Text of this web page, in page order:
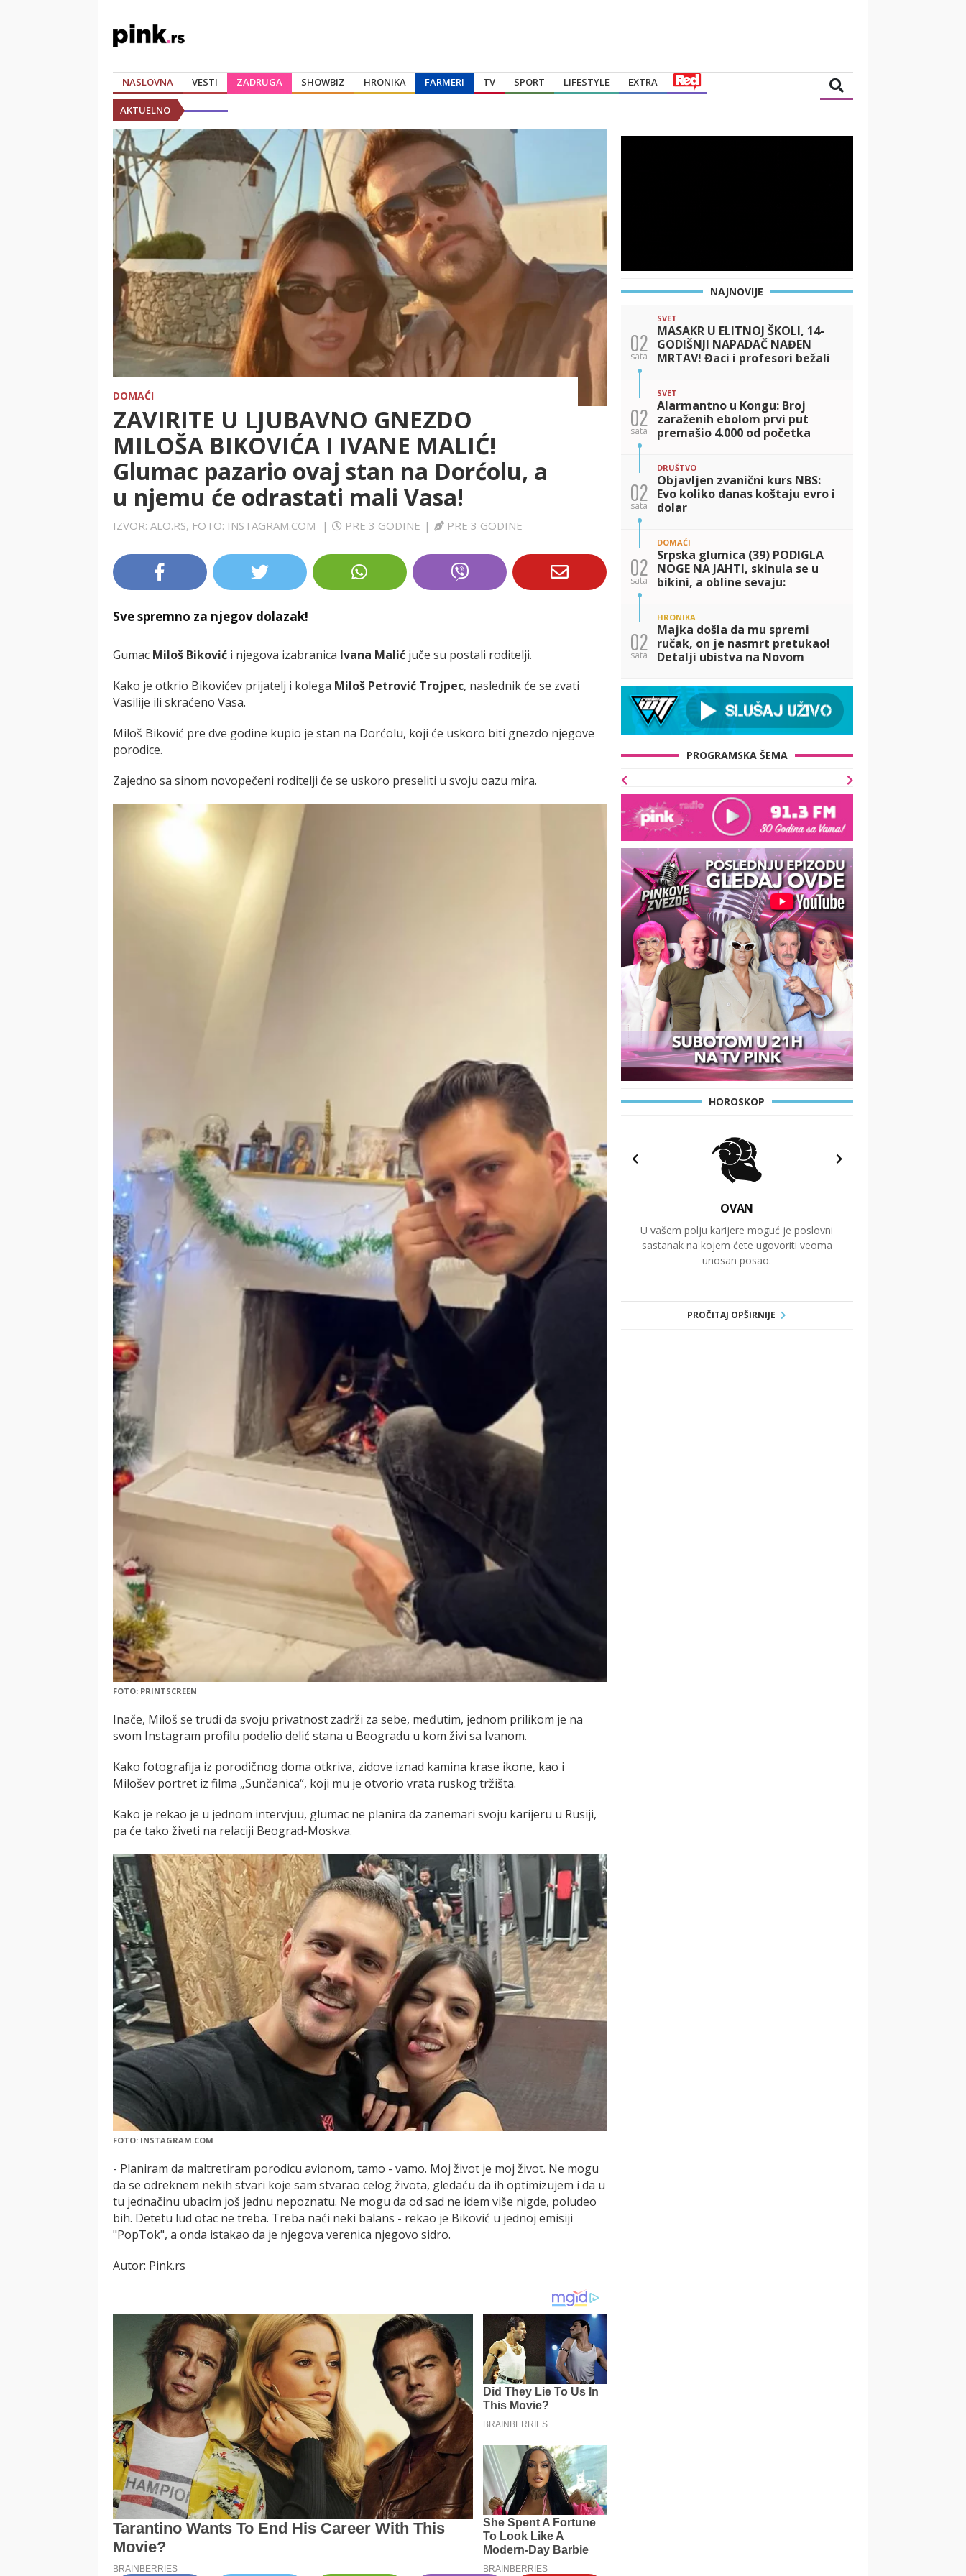
NASLOVNA VESTI ZADRUGA SHOWBIZ HRONIKA FARMERI TV SPORT LIFESTYLE EXTRA
AKTUELNO
DOMAĆI
ZAVIRITE U LJUBAVNO GNEZDO
MILOŠA BIKOVIĆA I IVANE MALIĆ!
Glumac pazario ovaj stan na Dorćolu, a
u njemu će odrastati mali Vasa!
IZVOR: ALO.RS, FOTO: INSTAGRAM.COM | PRE 3 GODINE | PRE 3 GODINE
Sve spremno za njegov dolazak!
Gumac Miloš Biković i njegova izabranica Ivana Malić juče su postali roditelji.
Kako je otkrio Bikovićev prijatelj i kolega Miloš Petrović Trojpec, naslednik će se zvati
Vasilije ili skraćeno Vasa.
Miloš Biković pre dve godine kupio je stan na Dorćolu, koji će uskoro biti gnezdo njegove
porodice.
Zajedno sa sinom novopečeni roditelji će se uskoro preseliti u svoju oazu mira.
FOTO: PRINTSCREEN
Inače, Miloš se trudi da svoju privatnost zadrži za sebe, međutim, jednom prilikom je na
svom Instagram profilu podelio delić stana u Beogradu u kom živi sa Ivanom.
Kako fotografija iz porodičnog doma otkriva, zidove iznad kamina krase ikone, kao i
Milošev portret iz filma „Sunčanica“, koji mu je otvorio vrata ruskog tržišta.
Kako je rekao je u jednom intervjuu, glumac ne planira da zanemari svoju karijeru u Rusiji,
pa će tako živeti na relaciji Beograd-Moskva.
FOTO: INSTAGRAM.COM
- Planiram da maltretiram porodicu avionom, tamo - vamo. Moj život je moj život. Ne mogu
da se odreknem nekih stvari koje sam stvarao celog života, gledaću da ih optimizujem i da u
tu jednačinu ubacim još jednu nepoznatu. Ne mogu da od sad ne idem više nigde, poludeo
bih. Detetu lud otac ne treba. Treba naći neki balans - rekao je Biković u jednoj emisiji
"PopTok", a onda istakao da je njegova verenica njegovo sidro.
Autor: Pink.rs
NAJNOVIJE
02
sata
SVET
MASAKR U ELITNOJ ŠKOLI, 14-
GODIŠNJI NAPADAČ NAĐEN
MRTAV! Đaci i profesori bežali
ranjenih (FOTO+V
02
sata
SVET
Alarmantno u Kongu: Broj
zaraženih ebolom prvi put
premašio 4.000 od početka
02
sata
DRUŠTVO
Objavljen zvanični kurs NBS:
Evo koliko danas koštaju evro i
dolar
02
sata
DOMAĆI
Srpska glumica (39) PODIGLA
NOGE NA JAHTI, skinula se u
bikini, a obline sevaju:
02
sata
HRONIKA
Majka došla da mu spremi
ručak, on je nasmrt pretukao!
Detalji ubistva na Novom
osumnjičenog izvela krvavih
nogu
PROGRAMSKA ŠEMA
HOROSKOP
OVAN
U vašem polju karijere moguć je poslovni
sastanak na kojem ćete ugovoriti veoma
unosan posao.
PROČITAJ OPŠIRNIJE